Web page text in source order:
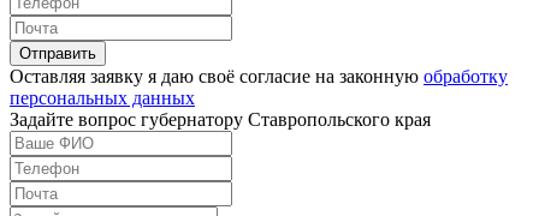
Оставляя заявку я даю своё согласие на законную обработку
персональных данных
Задайте вопрос губернатору Ставропольского края